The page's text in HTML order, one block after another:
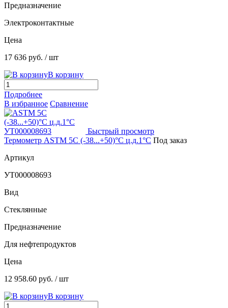
Предназначение
Электроконтактные
Цена
17 636 руб. / шт
В корзину
Подробнее
В избранное Сравнение
Быстрый просмотр
Термометр ASTM 5C (-38...+50)°С ц.д.1°С Под заказ
Артикул
УТ000008693
Вид
Стеклянные
Предназначение
Для нефтепродуктов
Цена
12 958.60 руб. / шт
В корзину